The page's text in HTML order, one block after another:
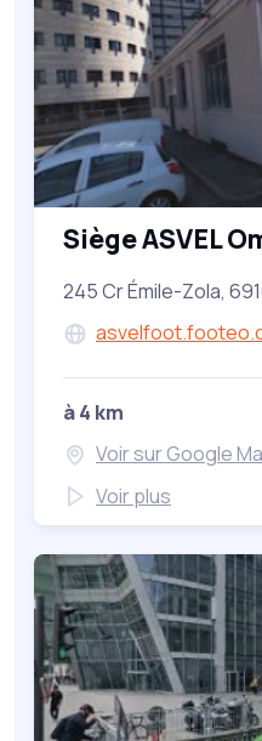
Siège ASVEL
245 Cr Émile-Zola,
à 4 km
Voir sur Google
Voir plus